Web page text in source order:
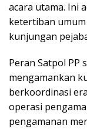
acara utama. Ini
ketertiban
kunjungan
Peran Satpol PP
mengamankan
berkoordinasi
operasi
pengamanan